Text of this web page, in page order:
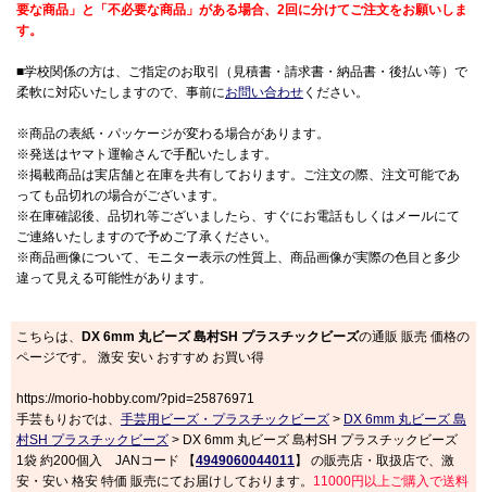
要な商品」と「不必要な商品」がある場合、2回に分けてご注文をお願いしま
す。
■学校関係の方は、ご指定のお取引（見積書・請求書・納品書・後払い等）で
柔軟に対応いたしますので、事前にお問い合わせ ください。
※商品の表紙・パッケージが変わる場合があります。
※発送はヤマト運輸さんで手配いたします。
※掲載商品は実店舗と在庫を共有しております。ご注文の際、注文可能であ
っても品切れの場合がございます。
※在庫確認後、品切れ等ございましたら、すぐにお電話もしくはメールにて
ご連絡いたしますので予めご了承ください。
※商品画像について、モニター表示の性質上、商品画像が実際の色目と多少
違って見える可能性があります。
こちらは、 DX 6mm 丸ビーズ 島村SH プラスチックビーズの通販 販売 価格の
ページです。 激安 安い おすすめ お買い得
https://morio-hobby.com/?pid=25876971
手芸もりおでは、 手芸用ビーズ・プラスチックビーズ > DX 6mm 丸ビーズ 島
村SH プラスチックビーズ > DX 6mm 丸ビーズ 島村SH プラスチックビーズ
1袋 約200個入 JANコード 【4949060044011】 の販売店・取扱店で、激
安・安い 格安 特価 販売にてお届けしております。 11000円以上ご購入で送料